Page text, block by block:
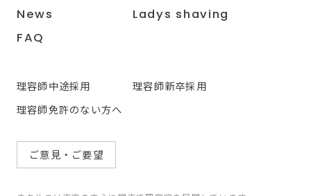
News
Ladys shaving
FAQ
理容師中途採用
理容師新卒採用
理容師免許のない方へ
ご意見・ご要望